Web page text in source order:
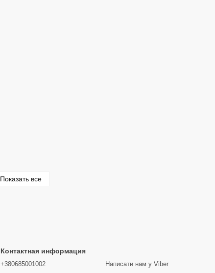
Показать все
Контактная информация
+380685001002
Написати нам у Viber